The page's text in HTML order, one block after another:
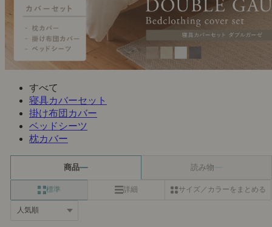
すべて
寝具カバーセット
掛け布団カバー
ベッドシーツ
枕カバー
商品 読み物
標準 詳細 サイズ／カラーをまとめる